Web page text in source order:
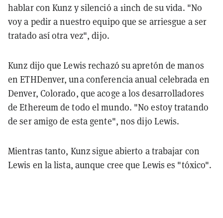
hablar con Kunz y silenció a 1inch de su vida. "No
voy a pedir a nuestro equipo que se arriesgue a ser
tratado así otra vez", dijo.
Kunz dijo que Lewis rechazó su apretón de manos
en ETHDenver, una conferencia anual celebrada en
Denver, Colorado, que acoge a los desarrolladores
de Ethereum de todo el mundo. "No estoy tratando
de ser amigo de esta gente", nos dijo Lewis.
Mientras tanto, Kunz sigue abierto a trabajar con
Lewis en la lista, aunque cree que Lewis es "tóxico".